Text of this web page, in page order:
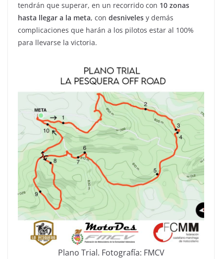
tendrán que superar, en un recorrido con 10 zonas
hasta llegar a la meta, con desniveles y demás
complicaciones que harán a los pilotos estar al 100%
para llevarse la victoria.
Plano Trial. Fotografía: FMCV